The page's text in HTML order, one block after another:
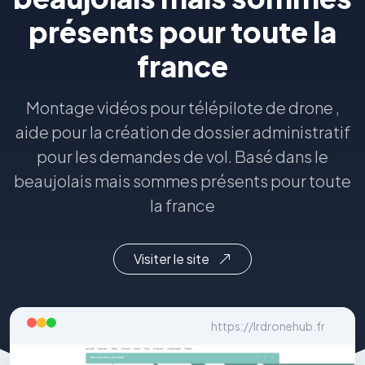
présents pour toute la
france
Montage vidéos pour télépilote de drone ,
aide pour la création de dossier administratif
pour les demandes de vol. Basé dans le
beaujolais mais sommes présents pour toute
la france
Visiter le site
https://lrdronehub.fr